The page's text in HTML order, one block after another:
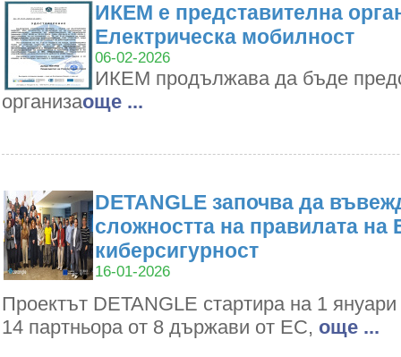
ИКЕМ е представителна
Електрическа мобилност
06-02-2026
ИКЕМ продължава да бъде
организаoще ...
DETANGLE започва да
сложността на правилата на
киберсигурност
16-01-2026
Проектът DETANGLE стартира на 1
14 партньора от 8 държави от ЕС, oще ...